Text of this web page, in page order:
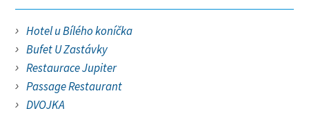
Hotel u Bílého koníčka
Bufet U Zastávky
Restaurace Jupiter
Passage Restaurant
DVOJKA